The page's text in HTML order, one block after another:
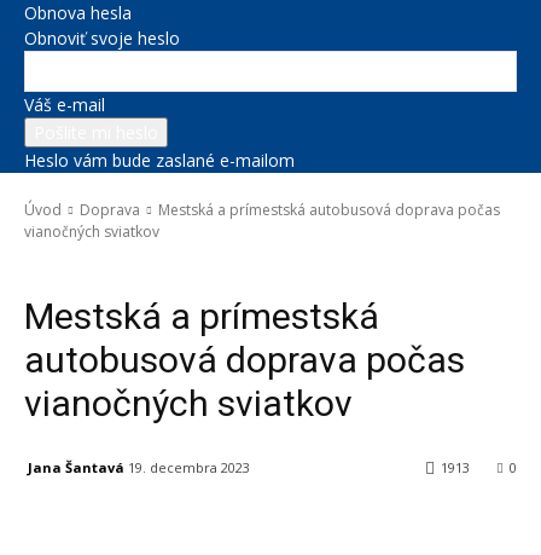
Obnova hesla
Obnoviť svoje heslo
Váš e-mail
Heslo vám bude zaslané e-mailom
Úvod Doprava
Mestská a prímestská autobusová doprava počas
vianočných sviatkov
Mestská a prímestská
autobusová doprava počas
vianočných sviatkov
Jana Šantavá 19. decembra 2023 0
1913